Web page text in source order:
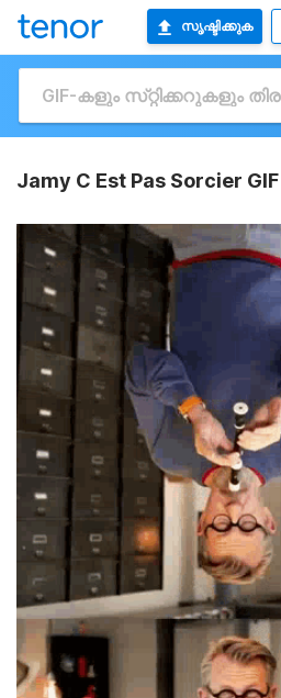
സൃഷ്ടിക്കുക
Jamy C Est Pas Sorcier GIF